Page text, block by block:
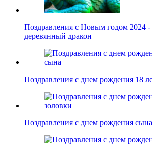
Поздравления с Новым годом 2024
деревянный дракон
Поздравления с днем рождения 18
Поздравления с днем рождения